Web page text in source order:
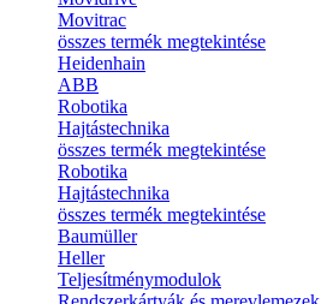
Movitrac
összes termék megtekintése
Heidenhain
ABB
Robotika
Hajtástechnika
összes termék megtekintése
Robotika
Hajtástechnika
összes termék megtekintése
Baumüller
Heller
Teljesítménymodulok